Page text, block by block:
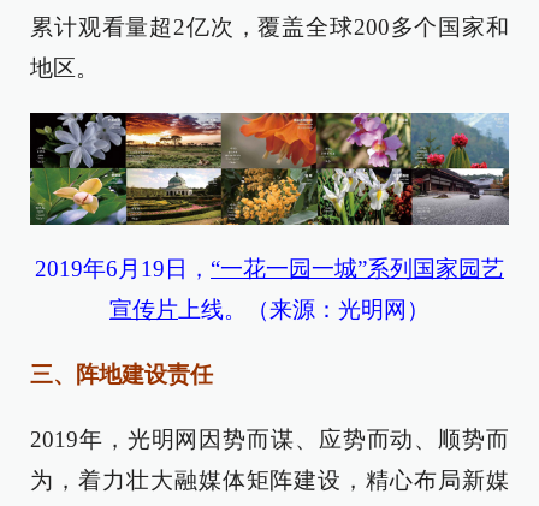
累计观看量超2亿次，覆盖全球200多个国家和
地区。
2019年6月19日 ， “一花一园一城”系列国家园艺
宣传片 上线。（来源：光明网）
三、阵地建设责任
2019年，光明网因势而谋、应势而动、顺势而
为，着力壮大融媒体矩阵建设，精心布局新媒